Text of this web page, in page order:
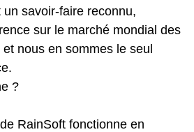
un savoir-faire reconnu,
sur le marché mondial des
et nous en sommes le seul
?
RainSoft fonctionne en